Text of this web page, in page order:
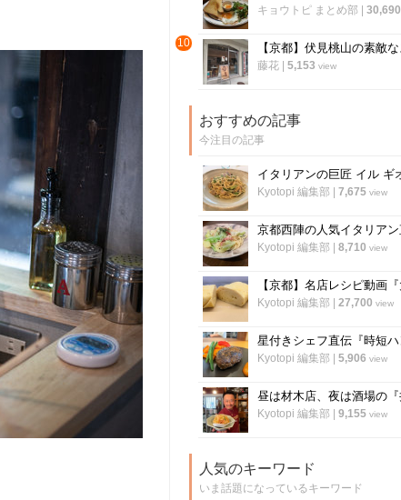
キョウトピ まとめ部 30,690
10
藤花| 5,153 view
おすすめの記事
今注目の記事
Kyotopi 編集部 7,675 view
Kyotopi 編集部 8,710 view
Kyotopi 編集部 27,700 view
Kyotopi 編集部 5,906 view
Kyotopi 編集部 9,155 view
人気のキーワード
いま話題になっているキーワード